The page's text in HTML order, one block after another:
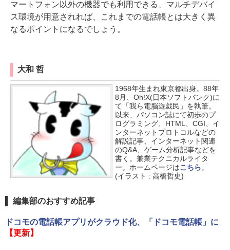
マートフォン以外の機器でも利用できる、マルチデバイ
ス環境が用意されれば、これまでの電話帳とは大きく異
なるポイントになるでしょう。
大和 哲
1968年生まれ東京都出身。88年
8月、Oh!X(日本ソフトバンク)に
て「我ら電脳遊戯民」を執筆。
以来、パソコン誌にて初歩のプ
ログラミング、HTML、CGI、イ
ンターネットプロトコルなどの
解説記事、インターネット関連
のQ&A、ゲーム分析記事などを
書く。兼業テクニカルライタ
ー。ホームページはこちら。
(イラスト : 高橋哲史)
編集部のおすすめ記事
ドコモの電話帳アプリがクラウド化、「ドコモ電話帳」に
【更新】